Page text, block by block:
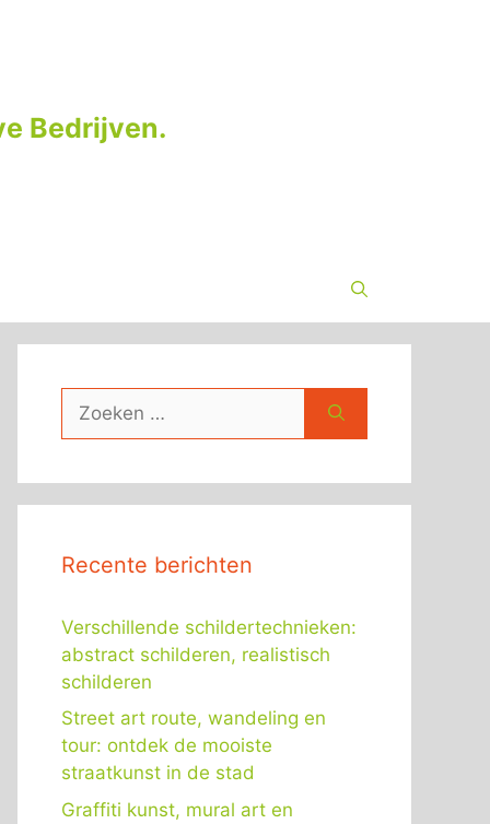
Bedrijven.
naar:
Recente berichten
Verschillende schildertechnieken:
abstract schilderen, realistisch
schilderen
Street art route, wandeling en
tour: ontdek de mooiste
straatkunst in de stad
Graffiti kunst, mural art en